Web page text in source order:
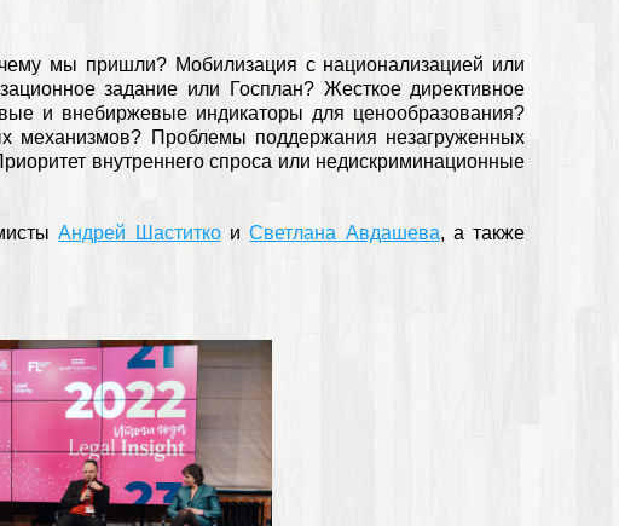
мы пришли? Мобилизация с национализацией или
задание или Госплан? Жесткое директивное
и внебиржевые индикаторы для ценообразования?
механизмов? Проблемы поддержания незагруженных
внутреннего спроса или недискриминационные
Андрей ШаститкоиСветлана Авдашева, а также